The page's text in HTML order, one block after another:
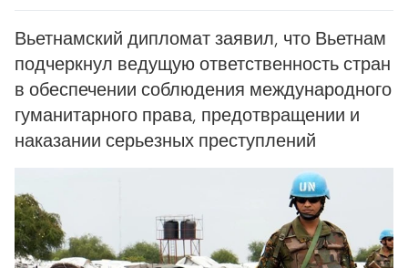
Вьетнамский дипломат заявил, что Вьетнам
подчеркнул ведущую ответственность стран
в обеспечении соблюдения международного
гуманитарного права, предотвращении и
наказании серьезных преступлений